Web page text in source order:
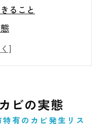
ること
る影響
失敗例
の習慣
暮らすために
ビの実態
有のカビ発生リス